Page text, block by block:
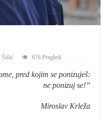
Šišić 676 Pregledi
pred kojim se ponizuješ:
ne ponizuj se!”
Miroslav Krleža